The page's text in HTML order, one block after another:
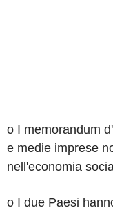
o I memorandum
e medie imprese
nell'economia
o I due Paesi